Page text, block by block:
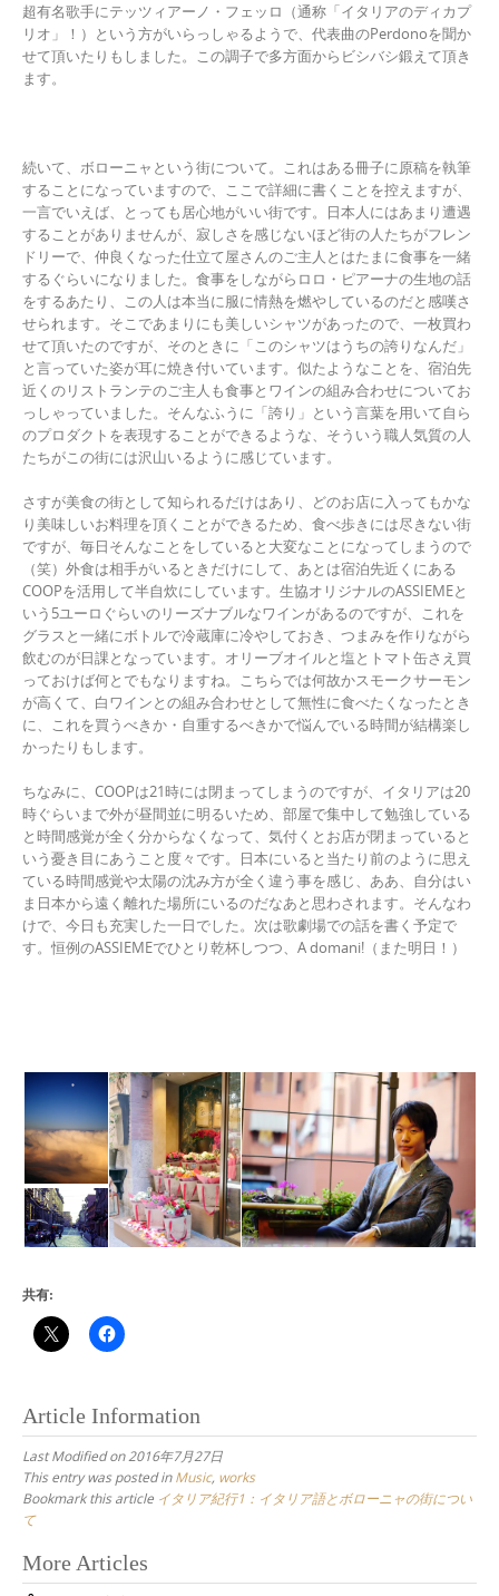
超有名歌手にテッツィアーノ・フェッロ（通称「イタリアのディカプ
リオ」！）という方がいらっしゃるようで、代表曲のPerdonoを聞か
せて頂いたりもしました。この調子で多方面からビシバシ鍛えて頂き
ます。
続いて、ボローニャという街について。これはある冊子に原稿を執筆
することになっていますので、ここで詳細に書くことを控えますが、
一言でいえば、とっても居心地がいい街です。日本人にはあまり遭遇
することがありませんが、寂しさを感じないほど街の人たちがフレン
ドリーで、仲良くなった仕立て屋さんのご主人とはたまに食事を一緒
するぐらいになりました。食事をしながらロロ・ピアーナの生地の話
をするあたり、この人は本当に服に情熱を燃やしているのだと感嘆さ
せられます。そこであまりにも美しいシャツがあったので、一枚買わ
せて頂いたのですが、そのときに「このシャツはうちの誇りなんだ」
と言っていた姿が耳に焼き付いています。似たようなことを、宿泊先
近くのリストランテのご主人も食事とワインの組み合わせについてお
っしゃっていました。そんなふうに「誇り」という言葉を用いて自ら
のプロダクトを表現することができるような、そういう職人気質の人
たちがこの街には沢山いるように感じています。
さすが美食の街として知られるだけはあり、どのお店に入ってもかな
り美味しいお料理を頂くことができるため、食べ歩きには尽きない街
ですが、毎日そんなことをしていると大変なことになってしまうので
（笑）外食は相手がいるときだけにして、あとは宿泊先近くにある
COOPを活用して半自炊にしています。生協オリジナルのASSIEMEと
いう5ユーロぐらいのリーズナブルなワインがあるのですが、これを
グラスと一緒にボトルで冷蔵庫に冷やしておき、つまみを作りながら
飲むのが日課となっています。オリーブオイルと塩とトマト缶さえ買
っておけば何とでもなりますね。こちらでは何故かスモークサーモン
が高くて、白ワインとの組み合わせとして無性に食べたくなったとき
に、これを買うべきか・自重するべきかで悩んでいる時間が結構楽し
かったりもします。
ちなみに、COOPは21時には閉まってしまうのですが、イタリアは20
時ぐらいまで外が昼間並に明るいため、部屋で集中して勉強している
と時間感覚が全く分からなくなって、気付くとお店が閉まっていると
いう憂き目にあうこと度々です。日本にいると当たり前のように思え
ている時間感覚や太陽の沈み方が全く違う事を感じ、ああ、自分はい
ま日本から遠く離れた場所にいるのだなあと思わされます。そんなわ
けで、今日も充実した一日でした。次は歌劇場での話を書く予定で
す。恒例のASSIEMEでひとり乾杯しつつ、A domani!（また明日！）
共有:
Article Information
Last Modified on 2016年7月27日
This entry was posted inMusic, works
Bookmark this article イタリア紀行1：イタリア語とボローニャの街につい
て
Post
More Articles